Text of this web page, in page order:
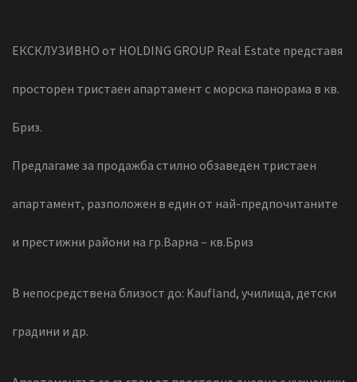
ЕКСКЛУЗИВНО от HOLDING GROUP Real Estate представя
просторен тристаен апартамент с морска панорама в кв.
Бриз.
Предлагаме за продажба стилно обзаведен тристаен
апартамент, разположен в един от най-предпочитаните
и престижни райони на гр.Варна – кв.Бриз
В непосредствена близост до: Kaufland, училища, детски
градини и др.